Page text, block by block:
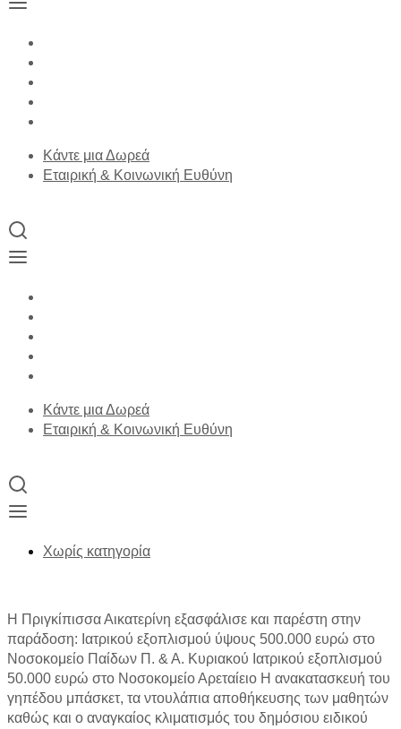
Κάντε μια Δωρεά
Εταιρική & Κοινωνική Ευθύνη
Κάντε μια Δωρεά
Εταιρική & Κοινωνική Ευθύνη
Χωρίς κατηγορία
Η Πριγκίπισσα Αικατερίνη εξασφάλισε και παρέστη στην
παράδοση: Ιατρικού εξοπλισμού ύψους 500.000 ευρώ στο
Νοσοκομείο Παίδων Π. & Α. Κυριακού Ιατρικού εξοπλισμού
50.000 ευρώ στο Νοσοκομείο Αρεταίειο Η ανακατασκευή του
γηπέδου μπάσκετ, τα ντουλάπια αποθήκευσης των μαθητών
καθώς και ο αναγκαίος κλιματισμός του δημόσιου ειδικού